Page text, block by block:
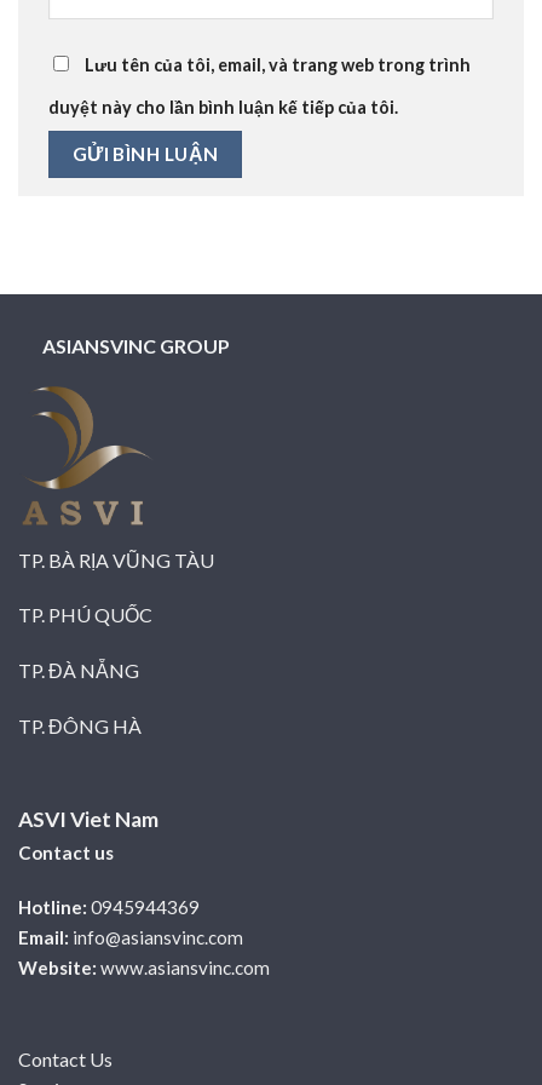
Lưu tên của tôi, email, và trang web trong trình
duyệt này cho lần bình luận kế tiếp của tôi.
ASIANSVINC GROUP
TP. BÀ RỊA VŨNG TÀU
TP. PHÚ QUỐC
TP. ĐÀ NẴNG
TP. ĐÔNG HÀ
ASVI Viet Nam
Contact us
Hotline: 0945944369
Email: info@asiansvinc.com
Website: www.asiansvinc.com
Contact Us